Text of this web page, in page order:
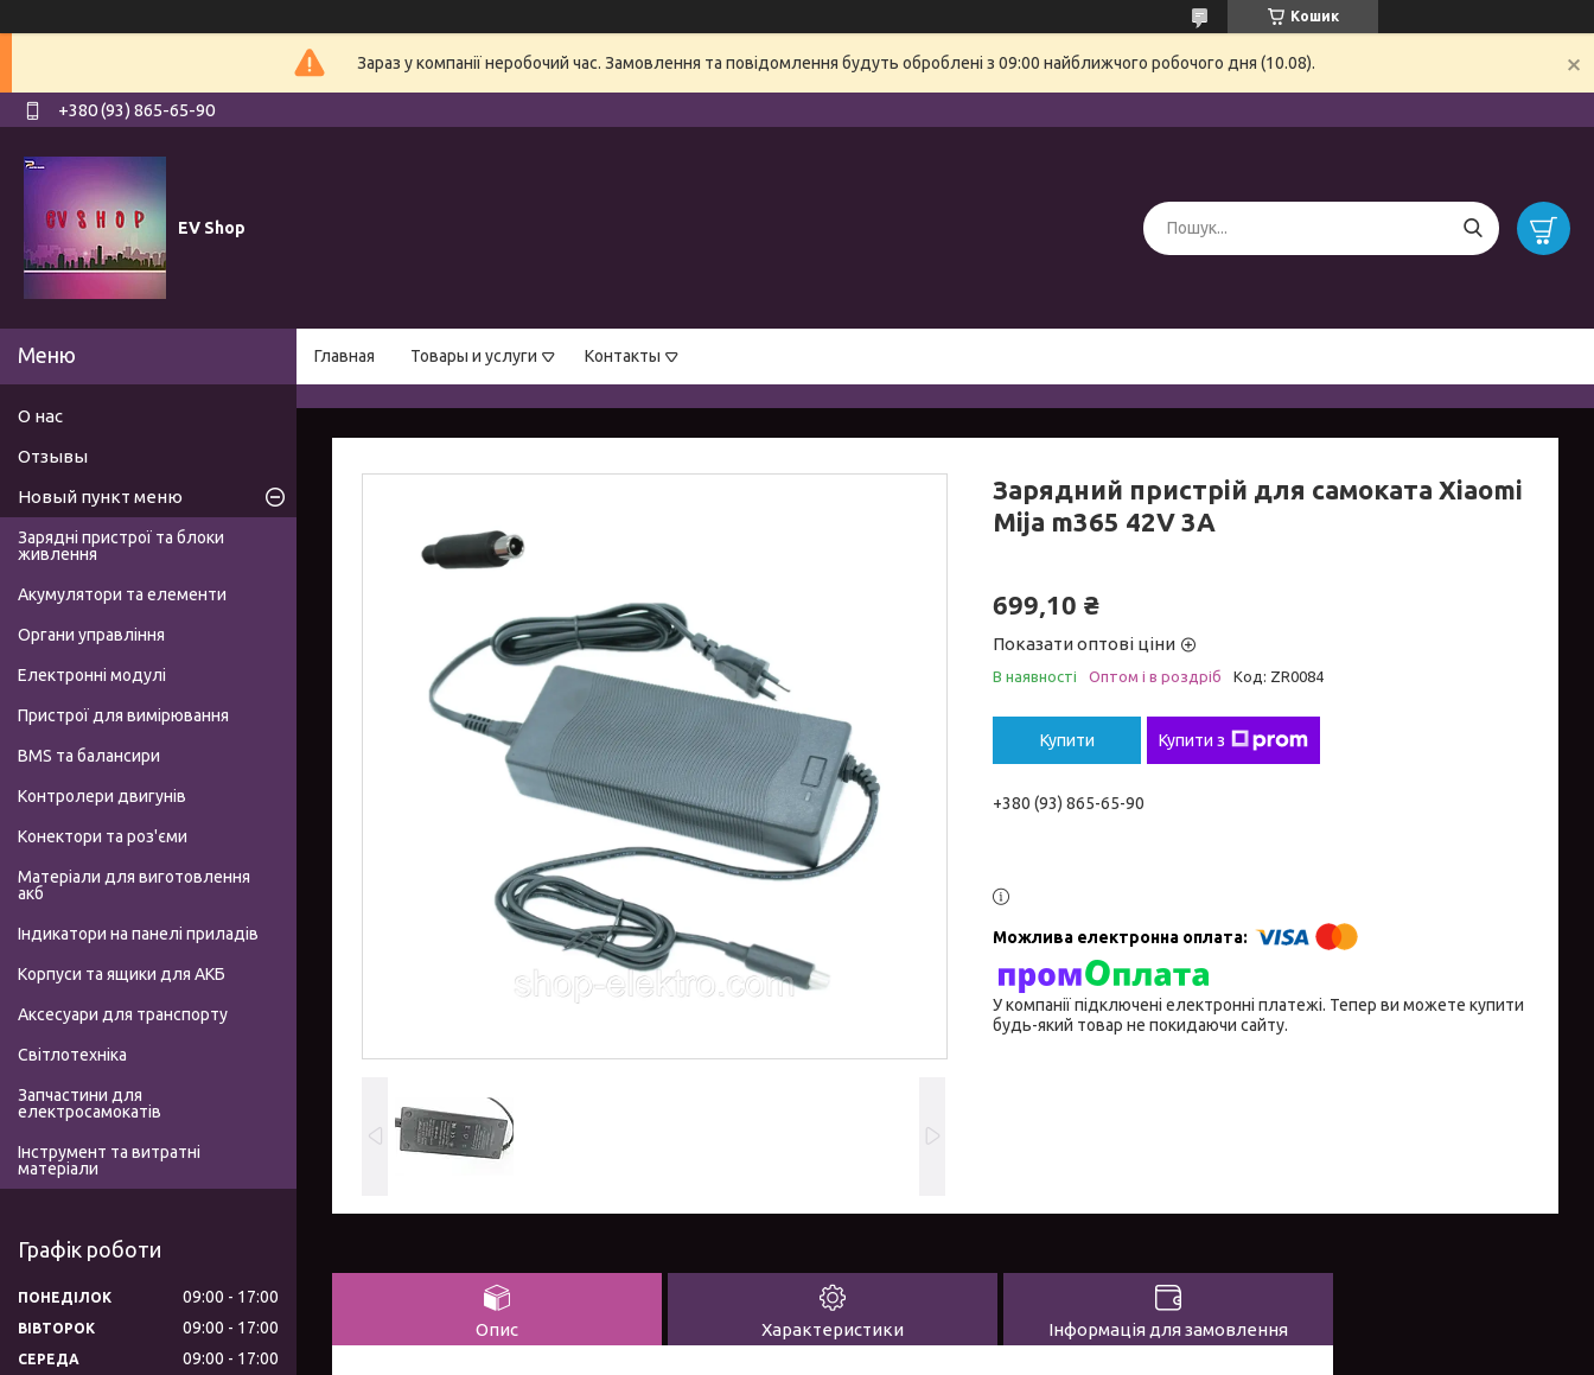
Кошик
Зараз у компанії неробочий час. Замовлення та повідомлення будуть оброблені з 09:00 найближчого робочого дня (10.08).
+380 (93) 865-65-90
EV Shop
Главная Товары и услуги Контакты
Зарядний пристрій для самоката Xiaomi
Mija m365 42V 3A
699,10 ₴
Показати оптові ціни
В наявності Оптом і в роздріб Код: ZR0084
Купити Купити з
+380 (93) 865-65-90
У компанії підключені електронні платежі. Тепер ви можете купити
будь-який товар не покидаючи сайту.
Опис Характеристики Інформація для замовлення
О нас
Отзывы
Новый пункт меню
Зарядні пристрої та блоки
живлення
Акумулятори та елементи
Органи управління
Електронні модулі
Пристрої для вимірювання
BMS та балансири
Контролери двигунів
Конектори та роз'єми
Матеріали для виготовлення
акб
Індикатори на панелі приладів
Корпуси та ящики для АКБ
Аксесуари для транспорту
Світлотехніка
Запчастини для
електросамокатів
Інструмент та витратні
матеріали
Графік роботи
ПОНЕДІЛОК 09:00 17:00
ВІВТОРОК 09:00 17:00
СЕРЕДА 09:00 17:00